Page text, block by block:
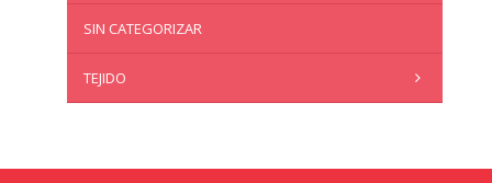
SIN CATEGORIZAR
TEJIDO